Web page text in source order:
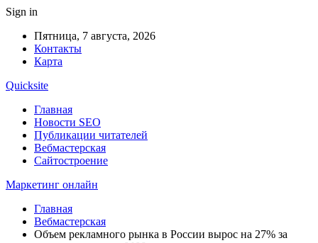
Sign in
Пятница, 7 августа, 2026
Контакты
Карта
Quicksite
Главная
Новости SEO
Публикации читателей
Вебмастерская
Сайтостроение
Маркетинг онлайн
Главная
Вебмастерская
Объем рекламного рынка в России вырос на 27% за